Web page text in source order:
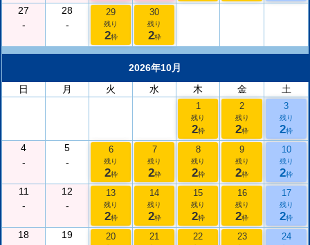
27
-
28
-
29
残り
2枠
30
残り
2枠
2026年10月
日
月 火 水 木 金 土
1
残り
2枠
2
残り
2枠
3
残り
2枠
4
-
5
-
6
残り
2枠
7
残り
2枠
8
残り
2枠
9
残り
2枠
10
残り
2枠
11
-
12
-
13
残り
2枠
14
残り
2枠
15
残り
2枠
16
残り
2枠
17
残り
2枠
18
19
20 21 22 23 24